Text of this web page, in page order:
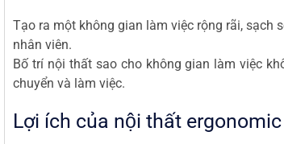
Tạo ra một không gian làm việc rộng rãi, sạch
nhân viên.
Bố trí nội thất sao cho không gian làm việc
chuyển và làm việc.
Lợi ích của nội thất ergonomic